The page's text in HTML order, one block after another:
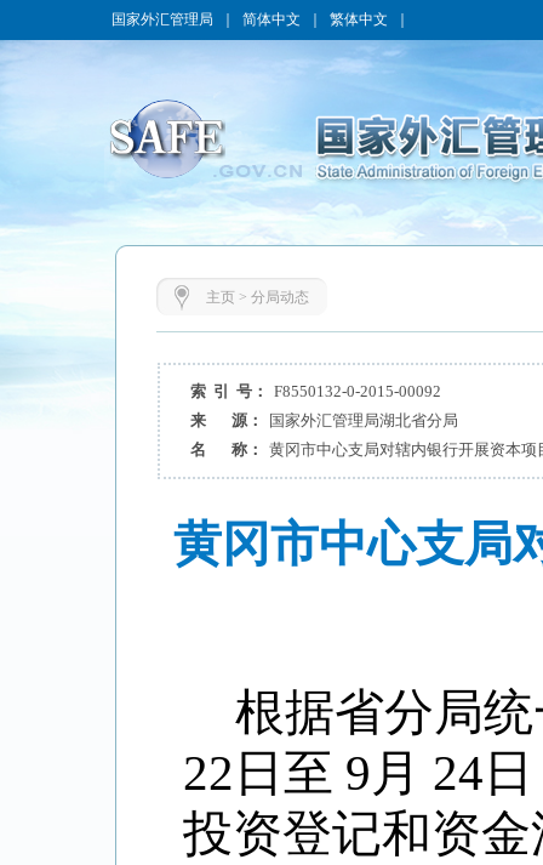
国家外汇管理局 简体中文 繁体中文
主页> 分局动态
索 引 号：
F8550132-0-2015-00092
来 源：
国家外汇管理局湖北省分局
名 称：
黄冈市中心支局对辖内银行开展资本项
黄冈市中心支局
根据省分局
22 日至 9月 24
投资登记和资